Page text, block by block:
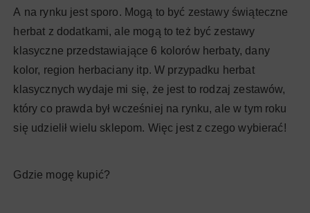
A na rynku jest sporo. Mogą to być zestawy świąteczne
herbat z dodatkami, ale mogą to też być zestawy
klasyczne przedstawiające 6 kolorów herbaty, dany
kolor, region herbaciany itp. W przypadku herbat
klasycznych wydaje mi się, że jest to rodzaj zestawów,
który co prawda był wcześniej na rynku, ale w tym roku
się udzielił wielu sklepom. Więc jest z czego wybierać!
Gdzie mogę kupić?